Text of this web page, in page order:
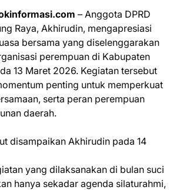
– Anggota DPRD
Raya, Akhirudin, mengapresiasi
bersama yang diselenggarakan
perempuan di Kabupaten
13 Maret 2026. Kegiatan tersebut
penting untuk memperkuat
serta peran perempuan
daerah.
disampaikan Akhirudin pada 14
yang dilaksanakan di bulan suci
hanya sekadar agenda silaturahmi,